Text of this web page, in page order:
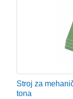
Stroj za
tona